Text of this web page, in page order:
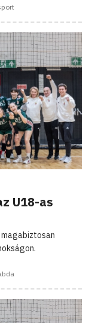
U18-as